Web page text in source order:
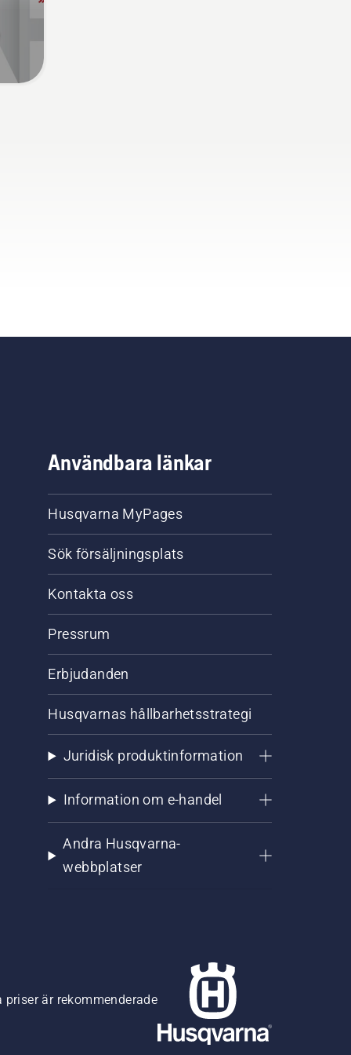
Användbara länkar
Husqvarna MyPages
Sök försäljningsplats
Kontakta oss
Pressrum
Erbjudanden
Husqvarnas hållbarhetsstrategi
Juridisk produktinformation
Information om e-handel
Andra Husqvarna-
webbplatser
är rekommenderade